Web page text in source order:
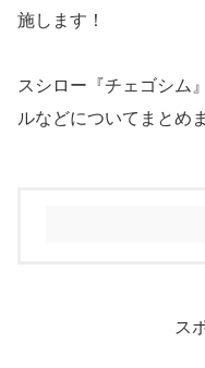
施します！
スシロー『チェゴシム
ルなどについてまとめ
ス